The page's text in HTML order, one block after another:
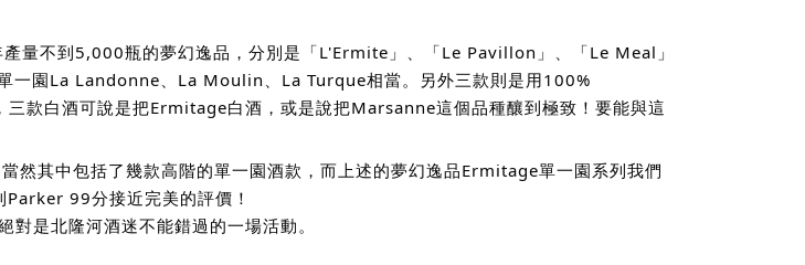
量不到5,000瓶的夢幻逸品，分別是「L'Ermite」、「Le Pavillon」、「Le Meal」
一園La Landonne、La Moulin、La Turque相當。另外三款則是用100%
款白酒可說是把Ermitage白酒，或是說把Marsanne這個品種釀到極致！要能與這
然其中包括了幾款高階的單一園酒款，而上述的夢幻逸品Ermitage單一園系列我們
99分接近完美的評價！
是北隆河酒迷不能錯過的一場活動。